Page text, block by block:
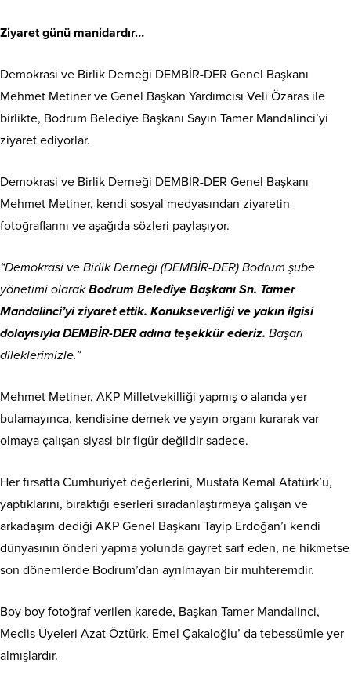
Ziyaret günü manidardır…
Demokrasi ve Birlik Derneği DEMBİR-DER Genel Başkanı
Mehmet Metiner ve Genel Başkan Yardımcısı Veli Özaras ile
birlikte, Bodrum Belediye Başkanı Sayın Tamer Mandalinci’yi
ziyaret ediyorlar.
Demokrasi ve Birlik Derneği DEMBİR-DER Genel Başkanı
Mehmet Metiner, kendi sosyal medyasından ziyaretin
fotoğraflarını ve aşağıda sözleri paylaşıyor.
“Demokrasi ve Birlik Derneği (DEMBİR-DER) Bodrum şube
yönetimi olarakBodrum Belediye Başkanı Sn. Tamer
Mandalinci’yi ziyaret ettik. Konukseverliği ve yakın ilgisi
dolayısıyla DEMBİR-DER adına teşekkür ederiz. Başarı
dileklerimizle.”
Mehmet Metiner, AKP Milletvekilliği yapmış o alanda yer
bulamayınca, kendisine dernek ve yayın organı kurarak var
olmaya çalışan siyasi bir figür değildir sadece.
Her fırsatta Cumhuriyet değerlerini, Mustafa Kemal Atatürk’ü,
yaptıklarını, bıraktığı eserleri sıradanlaştırmaya çalışan ve
arkadaşım dediği AKP Genel Başkanı Tayip Erdoğan’ı kendi
dünyasının önderi yapma yolunda gayret sarf eden, ne hikmetse
son dönemlerde Bodrum’dan ayrılmayan bir muhteremdir.
Boy boy fotoğraf verilen karede, Başkan Tamer Mandalinci,
Meclis Üyeleri Azat Öztürk, Emel Çakaloğlu’ da tebessümle yer
almışlardır.